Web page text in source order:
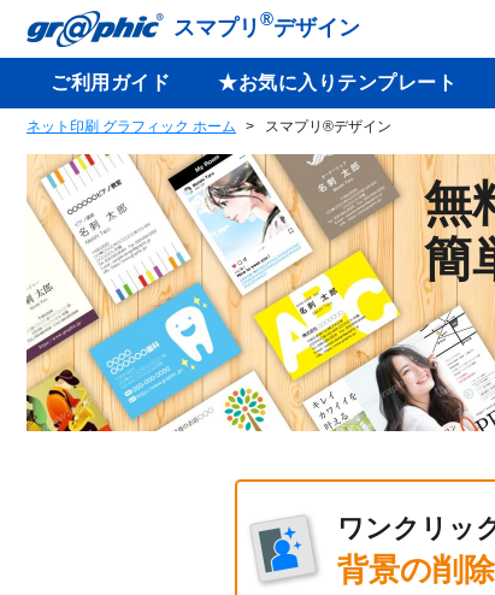
スマプリ ®デザイン
ご利用ガイド ★お気に入りテンプレート
ネット印刷 グラフィック ホーム スマプリ®デザイン
無
簡
ワンクリッ
背景の削除